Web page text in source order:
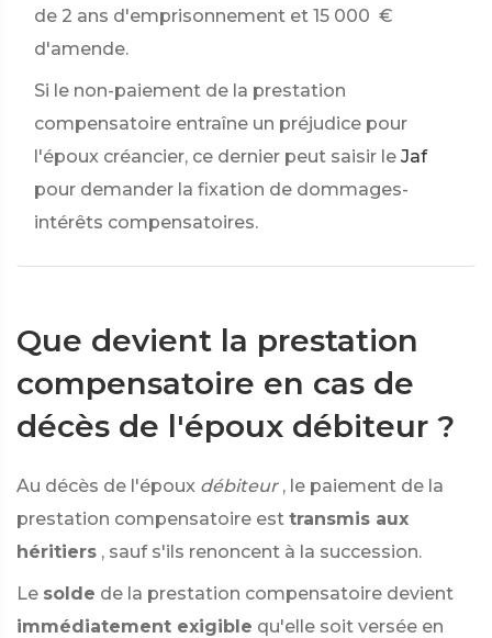
de 2 ans d'emprisonnement et 15 000 €
d'amende.
Si le non-paiement de la prestation
compensatoire entraîne un préjudice pour
l'époux créancier, ce dernier peut saisir le Jaf
pour demander la fixation de dommages-
intérêts compensatoires.
Que devient la prestation
compensatoire en cas de
décès de l'époux débiteur ?
Au décès de l'époux débiteur , le paiement de la
prestation compensatoire est transmis aux
héritiers , sauf s'ils renoncent à la succession.
Le solde de la prestation compensatoire devient
immédiatement exigible qu'elle soit versée en